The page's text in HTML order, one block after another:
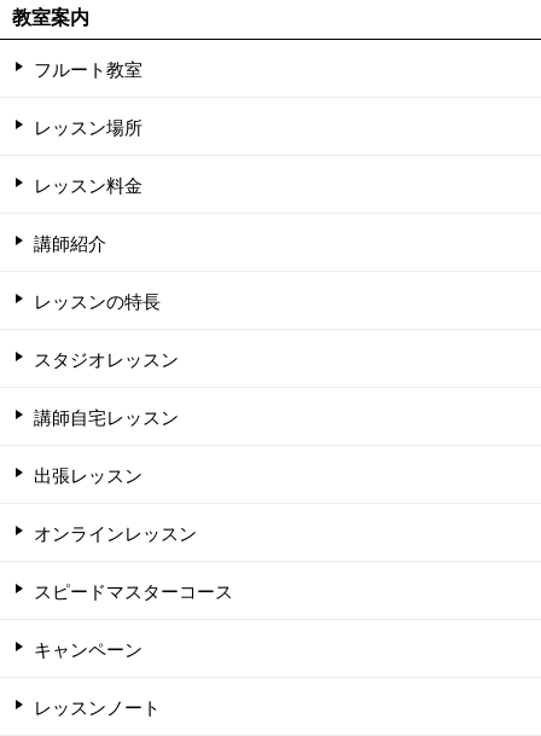
教室案内
フルート教室
レッスン場所
レッスン料金
講師紹介
レッスンの特長
スタジオレッスン
講師自宅レッスン
出張レッスン
オンラインレッスン
スピードマスターコース
キャンペーン
レッスンノート